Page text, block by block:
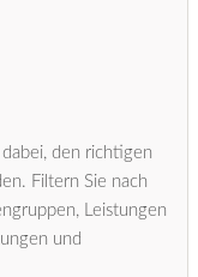
den richtigen
Filtern Sie nach
Leistungen
und